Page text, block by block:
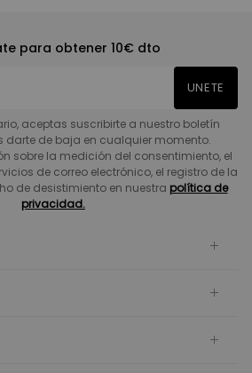
para obtener 10€ dto
UNETE
aceptas suscribirte a nuestro boletín
darte de baja en cualquier momento.
sobre la medición del consentimiento, el
de correo electrónico, el registro de la
de desistimiento en nuestra política de
privacidad.